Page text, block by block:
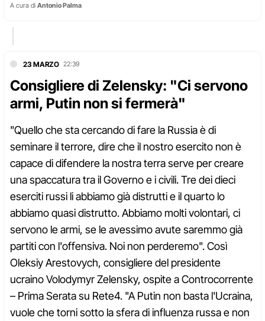
A cura di Antonio Palma
23 MARZO 22:39
Consigliere di Zelensky: "Ci servono
armi, Putin non si fermerà"
"Quello che sta cercando di fare la Russia è di
seminare il terrore, dire che il nostro esercito non è
capace di difendere la nostra terra serve per creare
una spaccatura tra il Governo e i civili. Tre dei dieci
eserciti russi li abbiamo già distrutti e il quarto lo
abbiamo quasi distrutto. Abbiamo molti volontari, ci
servono le armi, se le avessimo avute saremmo già
partiti con l'offensiva. Noi non perderemo". Così
Oleksiy Arestovych, consigliere del presidente
ucraino Volodymyr Zelensky, ospite a Controcorrente
– Prima Serata su Rete4. "A Putin non basta l'Ucraina,
vuole che torni sotto la sfera di influenza russa e non